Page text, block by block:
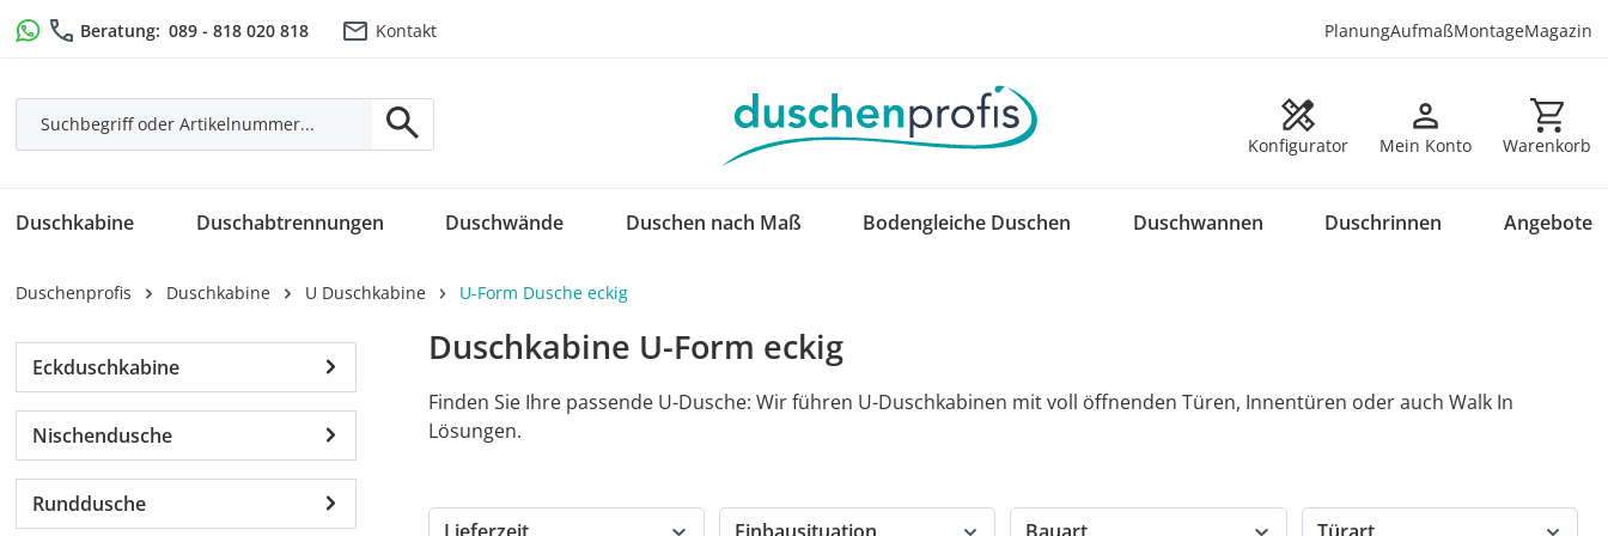
Hauptinhalt springen
Zur Suche springen
Zur Hauptnavigation springen
Beratung: 089 - 818 020 818 Kontakt PlanungAufmaßMontageMagazin
Konfigurator Mein Konto Warenkorb
Warenkorb
Duschkabine Duschabtrennungen Duschwände Duschen nach Maß Bodengleiche Duschen Duschwannen Duschrinnen Angebote
Duschenprofis Duschkabine U Duschkabine U-Form Dusche eckig
Eckduschkabine
Nischendusche
Runddusche
Duschkabine U-Form eckig
Finden Sie Ihre passende U-Dusche: Wir führen U-Duschkabinen mit voll öffnenden Türen, Innentüren oder auch Walk In
Lösungen.